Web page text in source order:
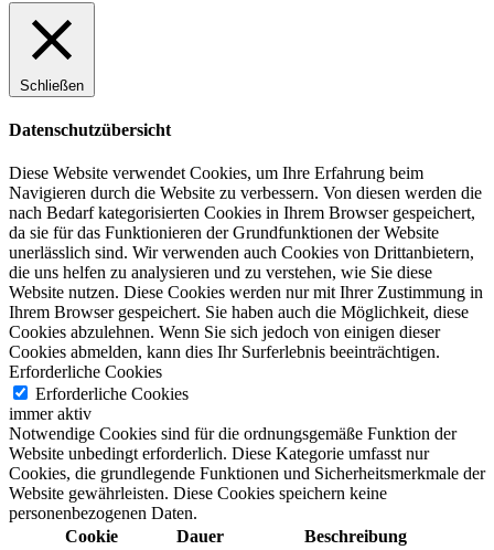
Schließen
Datenschutzübersicht
Diese Website verwendet Cookies, um Ihre Erfahrung beim
Navigieren durch die Website zu verbessern. Von diesen werden die
nach Bedarf kategorisierten Cookies in Ihrem Browser gespeichert,
da sie für das Funktionieren der Grundfunktionen der Website
unerlässlich sind. Wir verwenden auch Cookies von Drittanbietern,
die uns helfen zu analysieren und zu verstehen, wie Sie diese
Website nutzen. Diese Cookies werden nur mit Ihrer Zustimmung in
Ihrem Browser gespeichert. Sie haben auch die Möglichkeit, diese
Cookies abzulehnen. Wenn Sie sich jedoch von einigen dieser
Cookies abmelden, kann dies Ihr Surferlebnis beeinträchtigen.
Erforderliche Cookies
Erforderliche Cookies
immer aktiv
Notwendige Cookies sind für die ordnungsgemäße Funktion der
Website unbedingt erforderlich. Diese Kategorie umfasst nur
Cookies, die grundlegende Funktionen und Sicherheitsmerkmale der
Website gewährleisten. Diese Cookies speichern keine
personenbezogenen Daten.
Cookie
Dauer Beschreibung